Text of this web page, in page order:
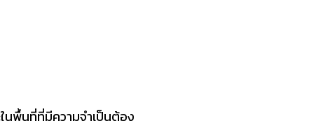
นพื้นที่ที่มีความจำเป็นต้อง